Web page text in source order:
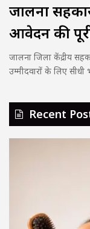
जालना
आवेदन की
जालना जिला केंद्रीय
उम्मीदवारों के लिए सीधी
Recent